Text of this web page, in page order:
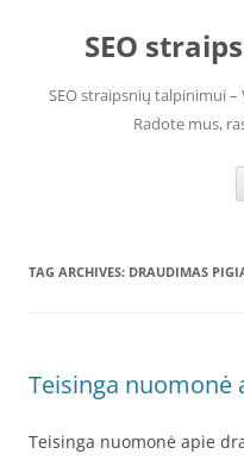
contentSEO
SEO straipsnių talpinimui
Radote mus,
TAG ARCHIVES: DRAUDIMAS
Teisinga
Teisinga nuomonė apie